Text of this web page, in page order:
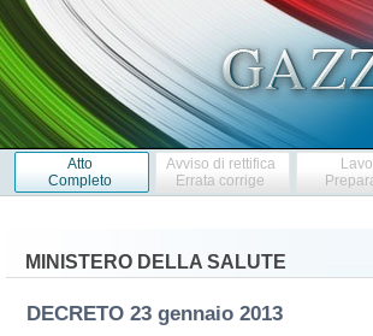
Atto
Completo
Avviso di rettifica
Errata corrige
MINISTERO DELLA SALUTE
DECRETO 23 gennaio 2013